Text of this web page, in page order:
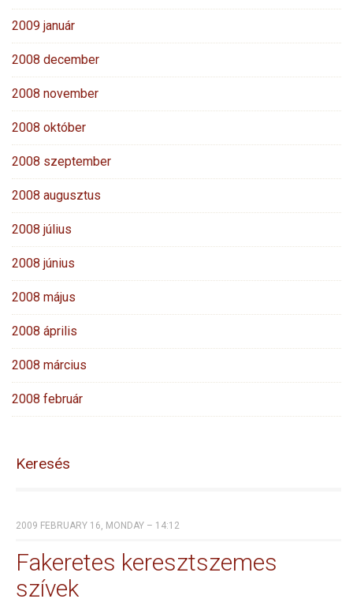
2009 január
2008 december
2008 november
2008 október
2008 szeptember
2008 augusztus
2008 július
2008 június
2008 május
2008 április
2008 március
2008 február
Keresés
2009 FEBRUARY 16, MONDAY – 14:12
Fakeretes keresztszemes
szívek